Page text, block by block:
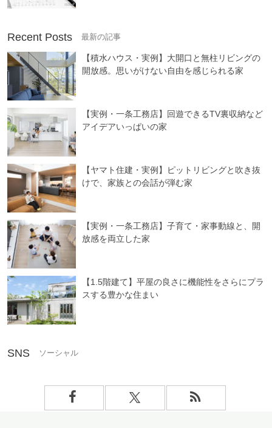
Recent Posts
【積水ハウス・実例】大開口と無柱リビングの
開放感。思いがけない自由を感じられる家
【実例・一条工務店】回遊できるTV裏収納など
アイデアいっぱいの家
【ヤマト住建・実例】ピットリビングと吹き抜
けで、家族との会話が弾む家
【実例・一条工務店】子育て・家事動線と、開
放感を両立した家
【1.5階建て】平屋の良さに機能性をさらにプラ
スする豊かな住まい
SNS